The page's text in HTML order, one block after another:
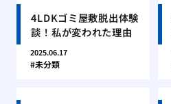
4LDKゴミ屋敷脱出体験
談！私が変われた理由
2025.06.17
未分類